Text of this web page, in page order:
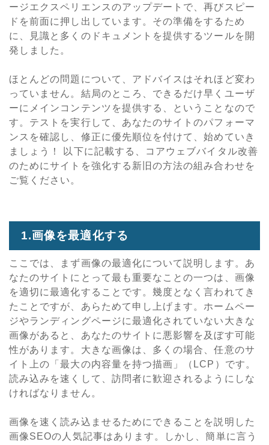
ージエクスペリエンスのアップデートで、再びスピー
ドを前面に押し出しています。その準備をするため
に、見識と多くのドキュメントを提供するツールを開
発しました。
ほとんどの問題について、アドバイスはそれほど変わ
っていません。結局のところ、できるだけ早くユーザ
ーにメインコンテンツを提供する、ということなので
す。テストを実行して、あなたのサイトのパフォーマ
ンスを確認し、修正に優先順位を付けて、始めていき
ましょう！ 以下に記載する、コアウェブバイタル改善
のためにサイトを強化する新旧の方法の組み合わせを
ご覧ください。
1.画像を最適化する
ここでは、まず画像の最適化について説明します。あ
なたのサイトにとって最も重要なことの一つは、画像
を適切に最適化することです。幾度となく言われてき
たことですが、あらためて申し上げます。ホームペー
ジやランディングページに最適化されていない大きな
画像があると、あなたのサイトに悪影響を及ぼす可能
性があります。大きな画像は、多くの場合、任意のサ
イト上の「最大の内容量を持つ描画」（LCP）です。
読み込みを速くして、訪問者に歓迎されるようにしな
ければなりません。
画像を速く読み込ませるためにできることを説明した
画像SEOの人気記事はあります。しかし、簡単に言う